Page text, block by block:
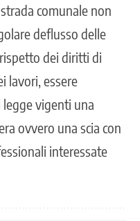
comunale non
deflusso delle
dei diritti di
lavori, essere
vigenti una
ovvero una scia con
interessate